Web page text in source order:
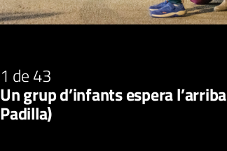
1 de 43
Un grup d’infants espera
Padilla)